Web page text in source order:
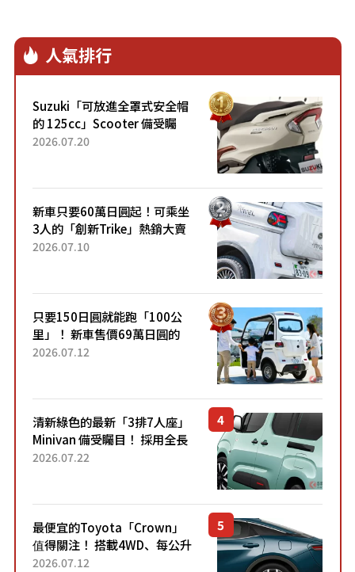
人氣排行
Suzuki「可放進全罩式安全帽
的 125cc」Scooter 備受矚
目！採用全新流線設計與各項
2026.07.20
新車只要60萬日圓起！可乘坐
3人的「創新Trike」熱銷大賣
成為人氣車款！「養車成本真
2026.07.10
只要150日圓就能跑「100公
里」！ 新車售價69萬日圓的
「3人座」Trike大受歡迎！ 順
2026.07.12
清新綠色的最新「3排7人座」
Minivan 備受矚目！ 採用全長
4.7公尺剛剛好的車身尺寸與
2026.07.22
最便宜的Toyota「Crown」
值得關注！ 搭載4WD、每公升
22.4公里低油耗表現超亮眼！
2026.07.12